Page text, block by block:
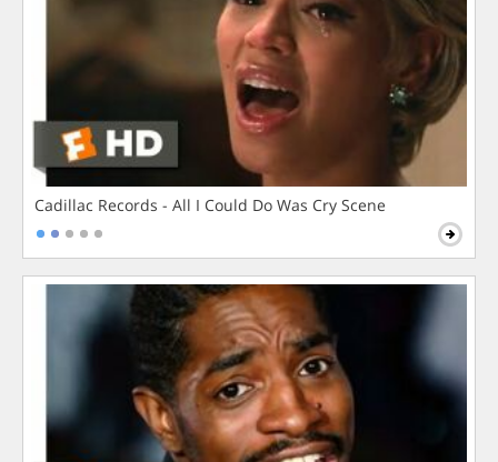
Cadillac Records - All I Could Do Was Cry Scene